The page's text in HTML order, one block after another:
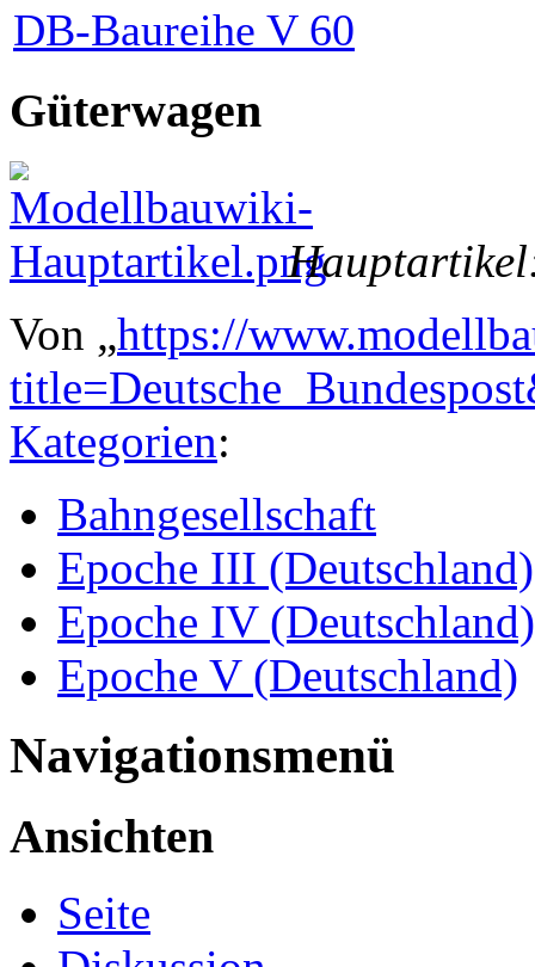
DB-Baureihe V 60
Güterwagen
Von „https://
Kategorien:
Bahngesellschaft
Epoche III (Deutschland)
Epoche IV (Deutschland)
Epoche V (Deutschland)
Navigationsmenü
Ansichten
Seite